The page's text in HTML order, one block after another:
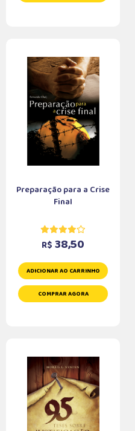
Preparação para a Crise
Final
R$ 38,50
ADICIONAR AO CARRINHO
COMPRAR AGORA